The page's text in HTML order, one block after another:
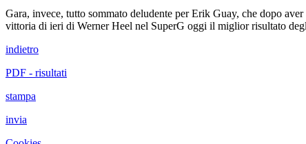
Gara, invece, tutto sommato deludente per Erik Guay, che dopo
vittoria di ieri di Werner Heel nel SuperG oggi il miglior risultato
indietro
PDF - risultati
stampa
invia